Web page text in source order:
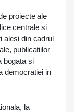
proiecte ale
centrale si
alesi din cadrul
publicatiilor
bogata si
democratiei in
la